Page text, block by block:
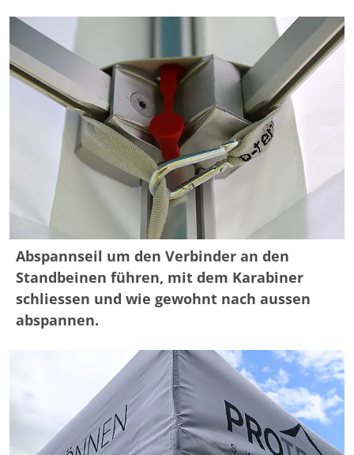
Abspannseil um den Verbinder an den
Standbeinen führen, mit dem Karabiner
schliessen und wie gewohnt nach aussen
abspannen.